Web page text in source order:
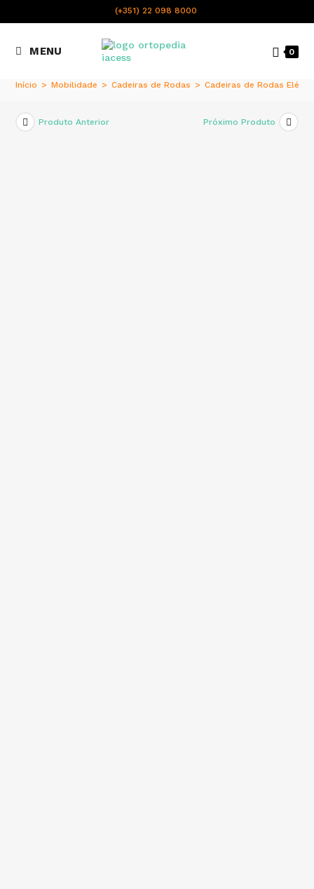
(+351) 22 098 8000
MENU 0
Início > Mobilidade > Cadeiras de Rodas > Cadeiras de Rodas
Produto Anterior Próximo Produto